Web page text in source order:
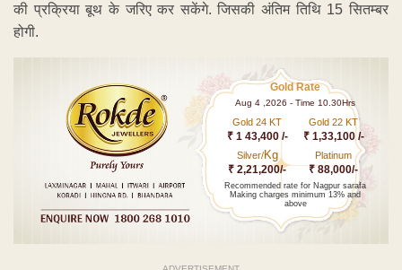
की प्रक्रिया बूथ के जरिए कर सकेंगे. जिसकी अंतिम तिथि 15 सितम्बर
होगी.
Gold Rate
Aug 4 ,2026 - Time 10.30Hrs
Gold 24 KT
₹ 1 43,400 /-
Gold 22 KT
₹ 1,33,100 /-
Silver/Kg
₹ 2,21,200/-
Platinum
₹ 88,000/-
Recommended rate for Nagpur sarafa
Making charges minimum 13% and
above